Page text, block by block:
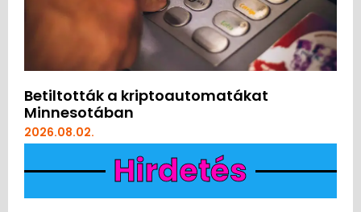
Betiltották a kriptoautomatákat
Minnesotában
2026.08.02.
Hirdetés